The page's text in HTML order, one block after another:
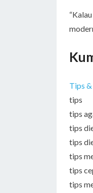
Tips
tips
tips
tips
tips
tips
tips
tips